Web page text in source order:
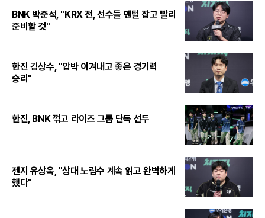
BNK 박준석, "KRX 전, 선수들 멘털 잡고 빨리
준비할 것"
한진 김상수, "압박 이겨내고 좋은 경기력
승리"
한진, BNK 꺾고 라이즈 그룹 단독 선두
젠지 유상욱, "상대 노림수 계속 읽고 완벽하게
했다"